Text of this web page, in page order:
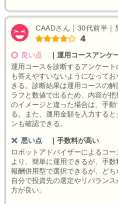
CAADさん｜30代前半
4
良い点
運用コースアンケ
運用コースを診断するアンケー
も答えやすいないようになって
きる。診断結果は運用コースの
ラフと数値で出るため、内容が
のイメージと違った場合は、手
る。また、運用金額を入力する
ンも確認できる。
悪い点
手数料が高い
ロボットアドバイザーによるコ
より、簡単に運用できるが、手
報酬併用型で選択できるが、どち
自分で投資先の選定やリバラン
方が良い。